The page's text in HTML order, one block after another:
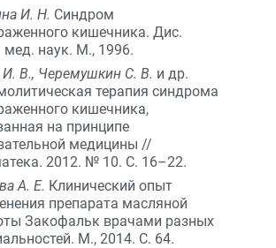
И. Н. Синдром
кишечника. Дис.
мед. наук. М., 1996.
В., Черемушкин С. В. и др.
терапия синдрома
кишечника,
на принципе
медицины //
2012. № 10. С. 16–22.
А. Е. Клинический опыт
препарата масляной
Закофальк врачами разных
М., 2014. С. 64.